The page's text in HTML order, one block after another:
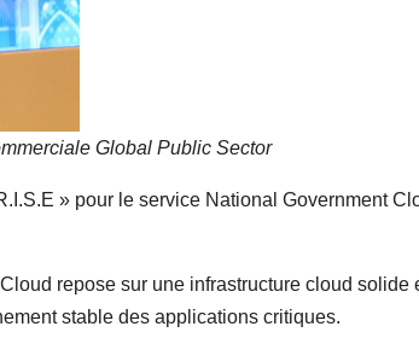
Global Public Sector
» pour le service National Government
repose sur une infrastructure cloud solide
stable des applications critiques.